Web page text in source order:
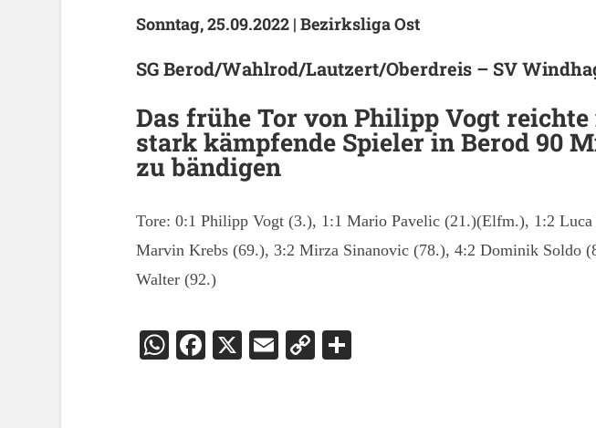
Sonntag, 25.09.2022 | Bezirksliga Ost
SG Berod/Wahlrod/Lautzert/Oberdreis – SV
Das frühe Tor von Philipp Vogt
stark kämpfende Spieler in Berod 90
zu bändigen
Tore: 0:1 Philipp Vogt (3.), 1:1 Mario Pavelic (21.)(Elfm.), 1:2 Luca
Marvin Krebs (69.), 3:2 Mirza Sinanovic (78.), 4:2 Dominik Soldo
Walter (92.)
WhatsApp
Facebook
X EmailCopy